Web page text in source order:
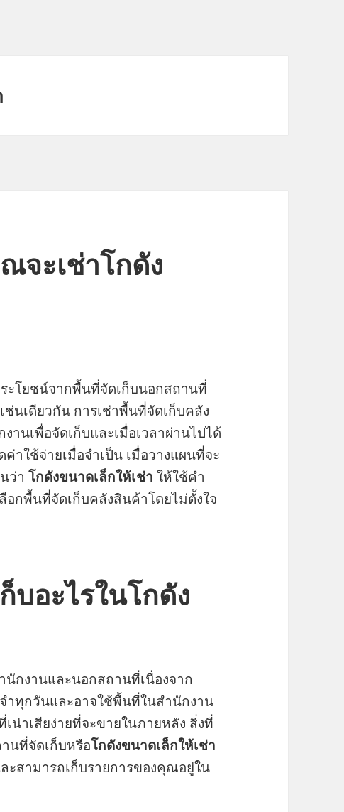
จะเช่าโกดัง
โยชน์จากพื้นที่จัดเก็บนอกสถานที่
นเดียวกัน การเช่าพื้นที่จัดเก็บคลัง
นเพื่อจัดเก็บและเมื่อเวลาผ่านไปได้
ใช้จ่ายเมื่อจำเป็น เมื่อวางแผนที่จะ
นว่าโกดังขนาดเล็กให้เช่า ให้ใช้คำ
กพื้นที่จัดเก็บคลังสินค้าโดยไม่ตั้งใจ
บอะไรในโกดัง
นักงานและนอกสถานที่เนื่องจาก
ำทุกวันและอาจใช้พื้นที่ในสำนักงาน
น่าเสียง่ายที่จะขายในภายหลัง สิ่งที่
นที่จัดเก็บหรือโกดังขนาดเล็กให้เช่า
สามารถเก็บรายการของคุณอยู่ใน